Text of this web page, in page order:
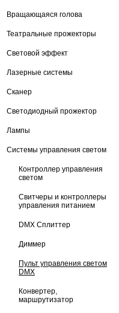
Вращающаяся голова
Театральные прожекторы
Световой эффект
Лазерные системы
Сканер
Светодиодный прожектор
Лампы
Системы управления светом
Контроллер управления
светом
Свитчеры и контроллеры
управления питанием
DMX Сплиттер
Диммер
Пульт управления светом
DMX
Конвертер,
маршрутизатор